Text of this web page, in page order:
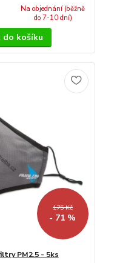
Na objednání (běžně
do 7-10 dní)
do košíku
175 Kč
- 71 %
PM2.5 - 5ks